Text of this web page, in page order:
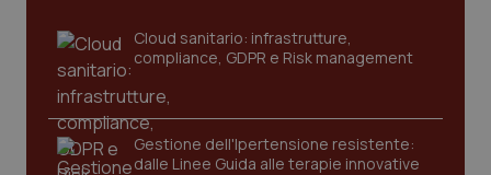
Cloud sanitario: infrastrutture,
compliance, GDPR e Risk management
Gestione dell'Ipertensione resistente:
dalle Linee Guida alle terapie innovative